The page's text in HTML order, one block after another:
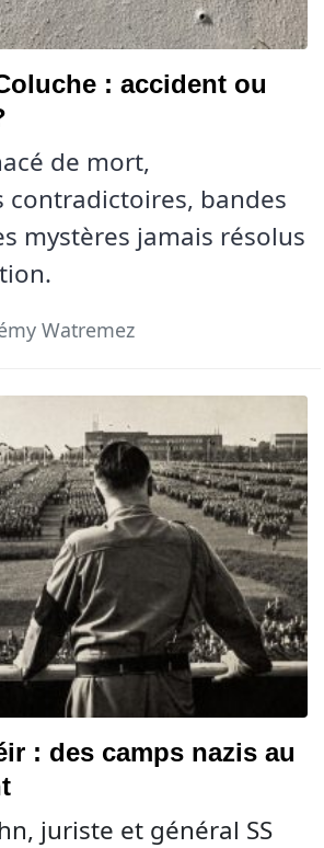
: accident ou
de mort,
contradictoires, bandes
mystères jamais résolus
Watremez
: des camps nazis au
juriste et général SS